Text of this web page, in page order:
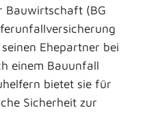
Bauwirtschaft (BG
Ehepartner bei
einem Bauunfall
bietet sie für
Sicherheit zur